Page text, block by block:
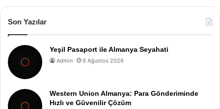
Son Yazılar
Yeşil Pasaport ile Almanya Seyahati
Admin 9 Ağustos 2026
Western Union Almanya: Para Gönderiminde
Hızlı ve Güvenilir Çözüm